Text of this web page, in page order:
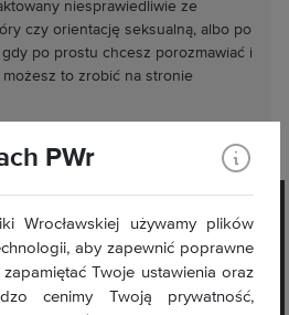
niesprawiedliwie ze
czy orientację seksualną, albo po
po prostu chcesz porozmawiać i
to zrobić na stronie
PWr
Wrocławskiej używamy plików
aby zapewnić poprawne
zapamiętać Twoje ustawienia oraz
cenimy Twoją prywatność,